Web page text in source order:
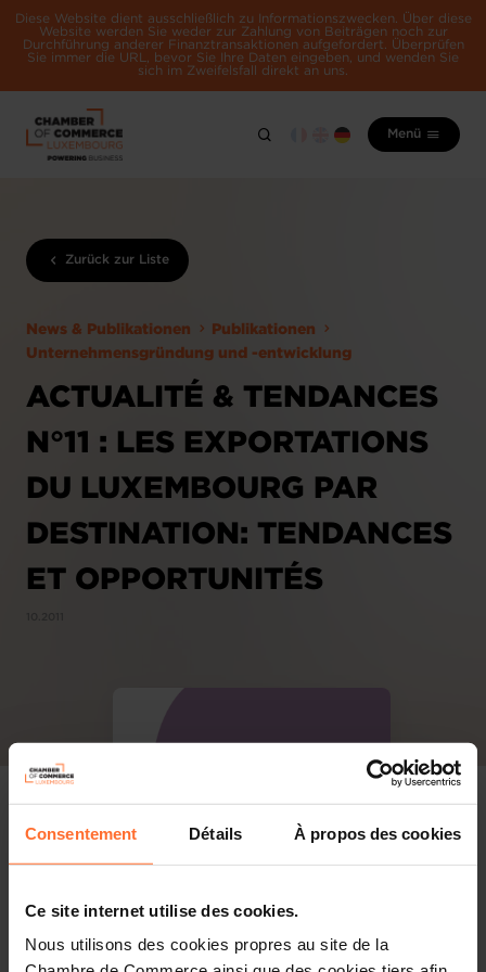
Consentement Détails À propos des cookies
Ce site internet utilise des cookies.
Nous utilisons des cookies propres au site de la
Diese Website dient ausschließlich zu Informationszwecken. Über diese
Website werden Sie weder zur Zahlung von Beiträgen noch zur
Durchführung anderer Finanztransaktionen aufgefordert. Überprüfen
Sie immer die URL, bevor Sie Ihre Daten eingeben, und wenden Sie
sich im Zweifelsfall direkt an uns.
Menü
Zurück zur Liste
News & Publikationen
Publikationen
Unternehmensgründung und -entwicklung
ACTUALITÉ & TENDANCES
N°11 : LES EXPORTATIONS
DU LUXEMBOURG PAR
DESTINATION: TENDANCES
ET OPPORTUNITÉS